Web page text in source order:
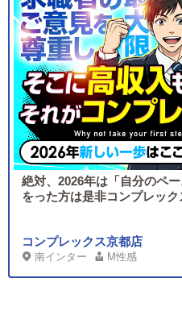
絶対、2026年は「自分のペ
をった方は是非コンプレッ
コンプレックス京都店
南インター M性感